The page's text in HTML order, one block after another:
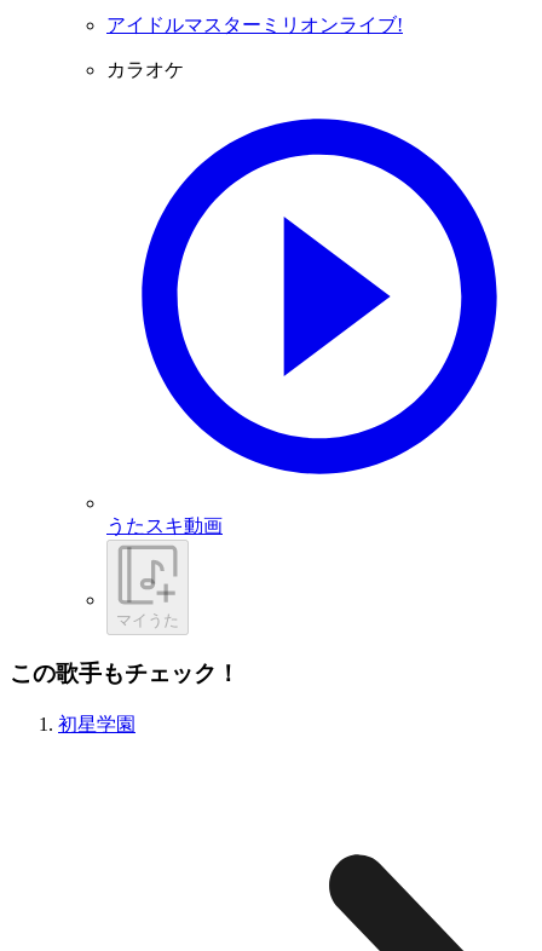
アイドルマスターミリオンライブ!
カラオケ
うたスキ動画
マイうた
この歌手もチェック！
初星学園